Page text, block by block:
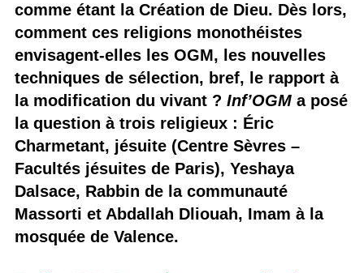
comme étant la Création de Dieu. Dès lors,
comment ces religions monothéistes
envisagent-elles les OGM, les nouvelles
techniques de sélection, bref, le rapport à
la modification du vivant ? Inf’OGM a posé
la question à trois religieux : Éric
Charmetant, jésuite (Centre Sèvres –
Facultés jésuites de Paris), Yeshaya
Dalsace, Rabbin de la communauté
Massorti et Abdallah Dliouah, Imam à la
mosquée de Valence.